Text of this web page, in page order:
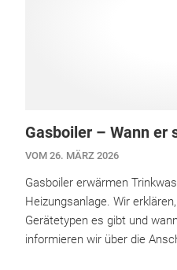
Gasboiler – Wann er
VOM 26. MÄRZ 2026
Gasboiler erwärmen
Heizungsanlage. Wir
Gerätetypen es gibt und
informieren wir über die